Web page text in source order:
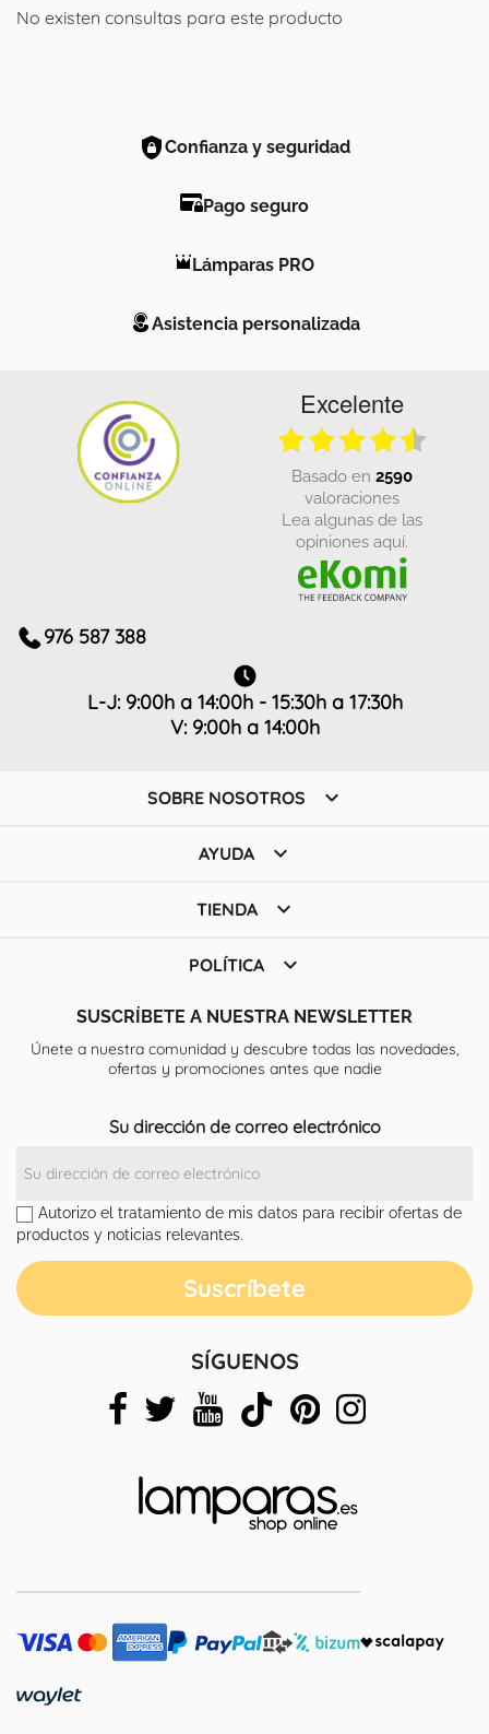
No existen consultas para este producto
Confianza y seguridad
Pago seguro
Lámparas PRO
Asistencia personalizada
Excelente
basado en 2590
valoraciones
Lea algunas de las
opiniones aquí.
976 587 388
L-J: 9:00h a 14:00h - 15:30h a 17:30h
V: 9:00h a 14:00h
SOBRE NOSOTROS 
AYUDA 
TIENDA 
POLÍTICA 
SUSCRÍBETE A NUESTRA NEWSLETTER
Únete a nuestra comunidad y descubre todas las novedades,
ofertas y promociones antes que nadie
Su dirección de correo electrónico
Autorizo el tratamiento de mis datos para recibir ofertas de
productos y noticias relevantes.
SÍGUENOS